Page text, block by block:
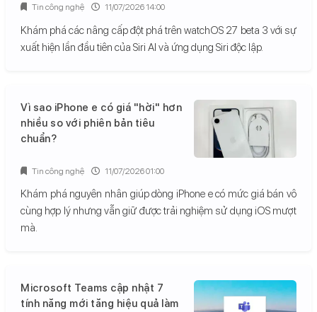
Khám phá các nâng cấp đột phá trên watchOS 27 beta 3 với sự
xuất hiện lần đầu tiên của Siri AI và ứng dụng Siri độc lập.
Tin công nghệ 11/07/2026 14:00
Vì sao iPhone e có giá "hời" hơn
nhiều so với phiên bản tiêu
chuẩn?
Khám phá nguyên nhân giúp dòng iPhone e có mức giá bán vô
cùng hợp lý nhưng vẫn giữ được trải nghiệm sử dụng iOS mượt
mà.
Tin công nghệ 11/07/2026 01:00
Microsoft Teams cập nhật 7
tính năng mới tăng hiệu quả làm